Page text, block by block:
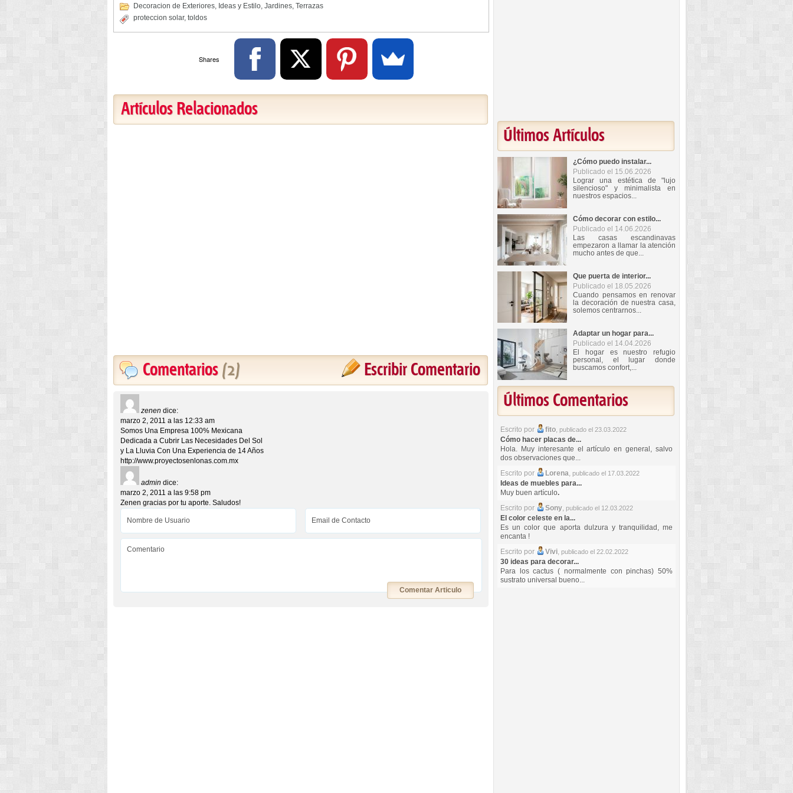
Decoracion de Exteriores, Ideas y Estilo, Jardines, Terrazas
proteccion solar, toldos
Shares
Artículos Relacionados
Escribir Comentario
Comentarios (2)
zenen dice:
marzo 2, 2011 a las 12:33 am
Somos Una Empresa 100% Mexicana
Dedicada a Cubrir Las Necesidades Del Sol
y La Lluvia Con Una Experiencia de 14 Años
http://www.proyectosenlonas.com.mx
admin dice:
marzo 2, 2011 a las 9:58 pm
Zenen gracias por tu aporte. Saludos!
Comentar Articulo
Últimos Artículos
¿Cómo puedo instalar...
Publicado el 15.06.2026
Lograr una estética de "lujo
silencioso" y minimalista en
nuestros espacios...
Cómo decorar con estilo...
Publicado el 14.06.2026
Las casas escandinavas
empezaron a llamar la atención
mucho antes de que...
Que puerta de interior...
Publicado el 18.05.2026
Cuando pensamos en renovar
la decoración de nuestra casa,
solemos centrarnos...
Adaptar un hogar para...
Publicado el 14.04.2026
El hogar es nuestro refugio
personal, el lugar donde
buscamos confort,...
Últimos Comentarios
Escrito por fito, publicado el 23.03.2022
Cómo hacer placas de...
Hola. Muy interesante el artículo en general, salvo
dos observaciones que...
Escrito por
Lorena, publicado el 17.03.2022
Ideas de muebles para...
Muy buen artículo.
Escrito por
Sony, publicado el 12.03.2022
El color celeste en la...
Es un color que aporta dulzura y tranquilidad, me
encanta !
Escrito por
Vivi, publicado el 22.02.2022
30 ideas para decorar...
Para los cactus ( normalmente con pinchas) 50%
sustrato universal bueno...